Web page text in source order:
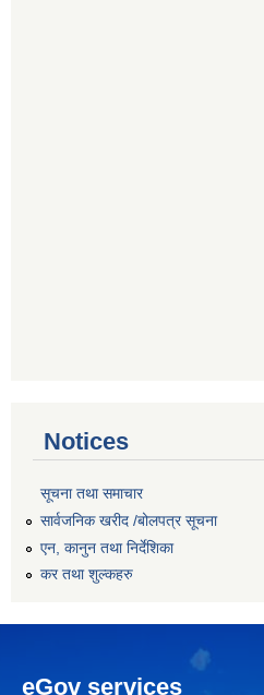
Notices
सूचना तथा समाचार
सार्वजनिक खरीद /बोलपत्र सूचना
एन, कानुन तथा निर्देशिका
कर तथा शुल्कहरु
eGov services